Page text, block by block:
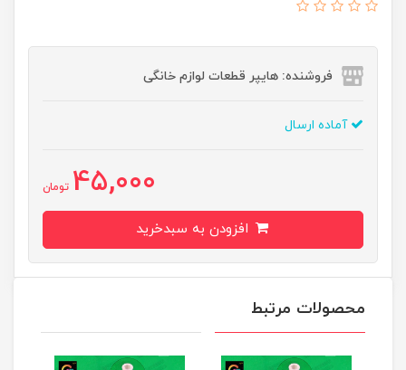
فروشنده: هایپر قطعات لوازم خانگی
آماده ارسال
45,000 تومان
محصولات مرتبط